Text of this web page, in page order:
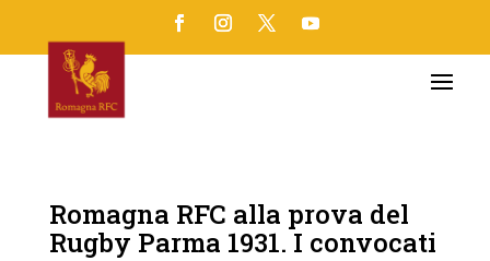
Romagna RFC alla prova del
Rugby Parma 1931. I convocati